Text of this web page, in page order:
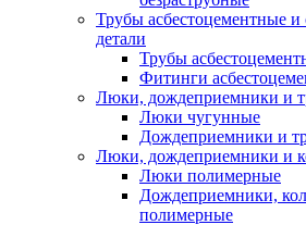
Трубы асбестоцементные и
детали
Трубы
Фитинги
Люки, дождеприемники и
Люки чугунные
Дождеприемники и
Люки, дождеприемники и
Люки полимерные
Дождеприемники,
полимерные